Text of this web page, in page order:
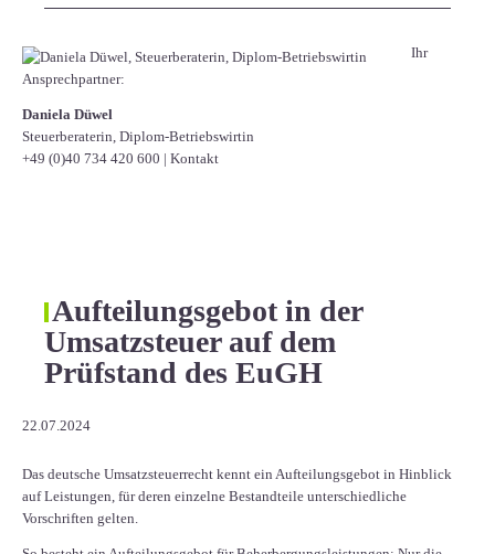
Ihr
Ansprechpartner:
Daniela Düwel
Steuerberaterin, Diplom-Betriebswirtin
+49 (0)40 734 420 600 | Kontakt
Aufteilungsgebot in der
Umsatzsteuer auf dem
Prüfstand des EuGH
22.07.2024
Das deutsche Umsatzsteuerrecht kennt ein Aufteilungsgebot in Hinblick
auf Leistungen, für deren einzelne Bestandteile unterschiedliche
Vorschriften gelten.